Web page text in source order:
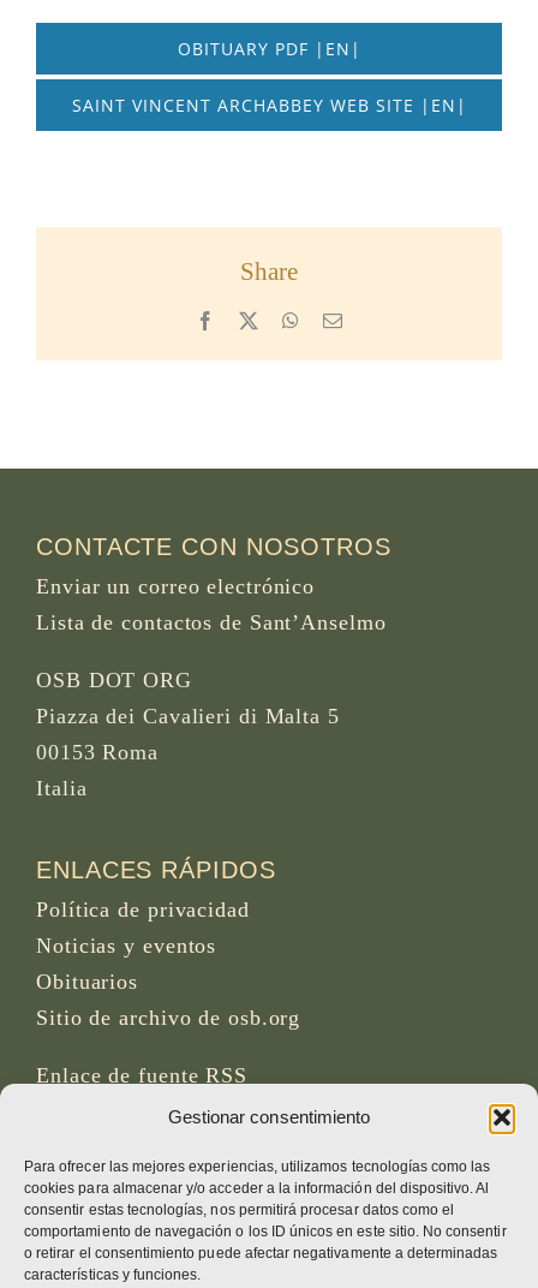
Gestionar consentimiento
Para ofrecer las mejores experiencias, utilizamos tecnologías como las
cookies para almacenar y/o acceder a la información del dispositivo. Al
consentir estas tecnologías, nos permitirá procesar datos como el
comportamiento de navegación o los ID únicos en este sitio. No consentir
o retirar el consentimiento puede afectar negativamente a determinadas
características y funciones.
OBITUARY PDF |EN|
SAINT VINCENT ARCHABBEY WEB SITE |EN|
Share
Facebook WhatsApp
Email
CONTACTE CON NOSOTROS
Enviar un correo electrónico
Lista de contactos de Sant’Anselmo
OSB DOT ORG
Piazza dei Cavalieri di Malta 5
00153 Roma
Italia
ENLACES RÁPIDOS
Política de privacidad
Noticias y eventos
Obituarios
Sitio de archivo de osb.org
Enlace de fuente RSS
REDES SOCIALES
CRÉDITOS